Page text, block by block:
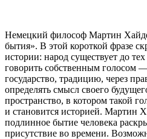
Немецкий философ Мартин
бытия». В этой короткой фразе
истории: народ существует до
говорить собственным голосом —
государство, традицию, через
определять смысл своего
пространство, в котором такой
и становится историей. Мартин
подлинное бытие человека
присутствие во времени.